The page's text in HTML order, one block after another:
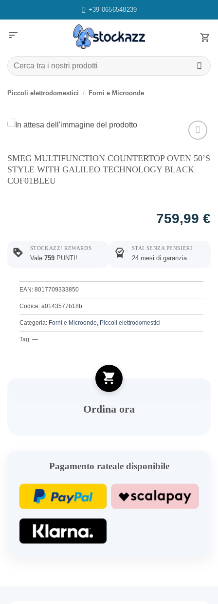
ai
+39 0656548239
sort
Cerca:
Piccoli elettrodomestici / Forni e Microonde
alla lista
dei
SMEG MULTIFUNCTION COUNTERTOP OVEN 50’S
STYLE WITH GALILEO TECHNOLOGY BLACK
COF01BLEU
759,99 €
STOCKAZZ! REWARDS
Vale 759 PUNTI!
STAI SENZA PENSIERI
24 mesi di garanzia
EAN: 8017709333850
Codice: a0143577b18b
Categoria: Forni e Microonde, Piccoli elettrodomestici
Tag: —
Ordina ora
Pagamento rateale disponibile